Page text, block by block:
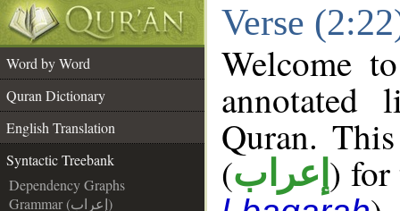
Verse
Word by Word
Quran Dictionary
English Translation
Syntactic Treebank
Dependency Graphs
Grammar (إعراب)
Welcome
annotated
Quran.
(إعراب ) for